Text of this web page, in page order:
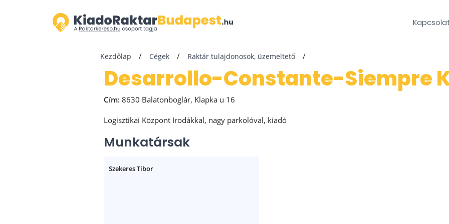
Kezdőlap Cégek Raktár tulajdonosok, üzemeltető
Desarrollo-Constante-Siempre
Cím: 8630 Balatonboglár, Klapka u 16
Logisztikai Központ Irodákkal, nagy parkolóval, kiadó
Munkatársak
Szekeres Tibor